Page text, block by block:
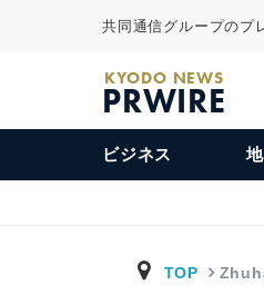
共同通信グループのプ
KYODO NEWS
PRWIRE
ビジネス
TOP